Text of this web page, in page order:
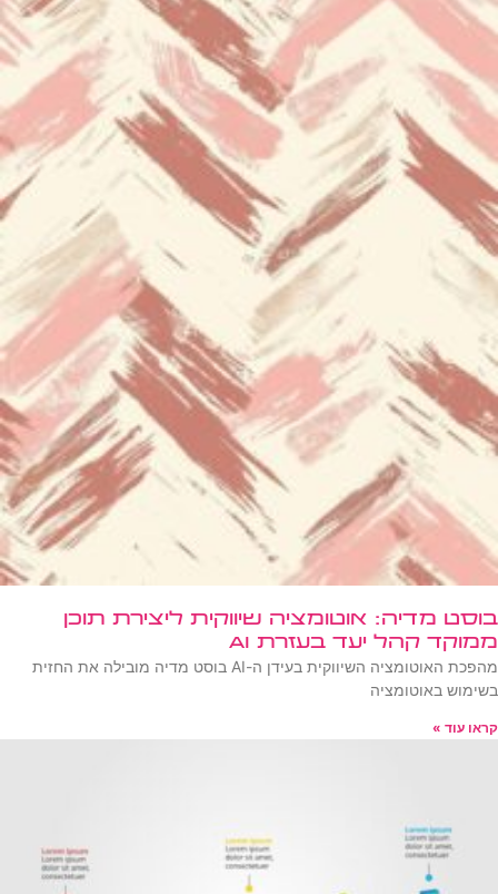
בוסט מדיה: אוטומציה שיווקית ליצירת תוכן
ממוקד קהל יעד בעזרת AI
מהפכת האוטומציה השיווקית בעידן ה-AI בוסט מדיה מובילה את החזית
בשימוש באוטומציה
קראו עוד »